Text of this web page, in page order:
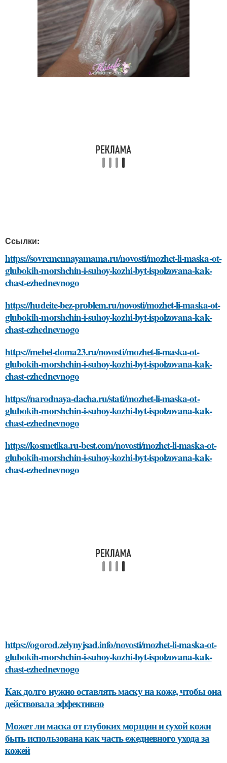
Ссылки:
https://sovremennayamama.ru/novosti/mozhet-li-maska-ot-
glubokih-morshchin-i-suhoy-kozhi-byt-ispolzovana-kak-
chast-ezhednevnogo
https://hudeite-bez-problem.ru/novosti/mozhet-li-maska-ot-
glubokih-morshchin-i-suhoy-kozhi-byt-ispolzovana-kak-
chast-ezhednevnogo
https://mebel-doma23.ru/novosti/mozhet-li-maska-ot-
glubokih-morshchin-i-suhoy-kozhi-byt-ispolzovana-kak-
chast-ezhednevnogo
https://narodnaya-dacha.ru/stati/mozhet-li-maska-ot-
glubokih-morshchin-i-suhoy-kozhi-byt-ispolzovana-kak-
chast-ezhednevnogo
https://kosmetika.ru-best.com/novosti/mozhet-li-maska-ot-
glubokih-morshchin-i-suhoy-kozhi-byt-ispolzovana-kak-
chast-ezhednevnogo
https://ogorod.zelynyjsad.info/novosti/mozhet-li-maska-ot-
glubokih-morshchin-i-suhoy-kozhi-byt-ispolzovana-kak-
chast-ezhednevnogo
Как долго нужно оставлять маску на коже, чтобы она
действовала эффективно
Может ли маска от глубоких морщин и сухой кожи
быть использована как часть ежедневного ухода за
кожей